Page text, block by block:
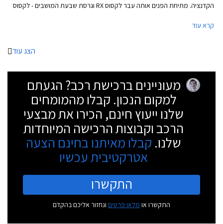
הקדנציה. מתיחת הפנים אותה עבר לקסוס RX וגרסת שבעת המושבים - לקסוס
ואופציה לחבילת F SPORT.
קרא עוד
הצג עוד
מעוניינים ברכישת רכב? הגעתם
למקום הנכון. קבלו מהמומחים
שלנו ייעוץ חינם, הכירו את מבצעי
הרכב וקבוצות הרכישה המיוחדות
שלנו. קבלו מאיתנו בחינם הצעה
אטרקטיבית עכשיו
התקשרו
התקשרו או מלאו פרטים ונחזור אליכם בהקדם